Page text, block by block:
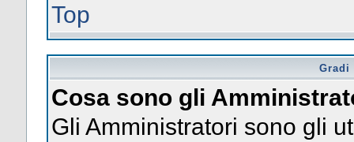
Top
Gradi
Cosa sono gli
Gli Amministratori sono gli